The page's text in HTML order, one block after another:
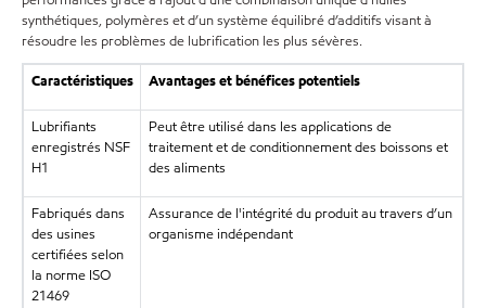
synthétiques, polymères et d’un système équilibré d’additifs visant à
résoudre les problèmes de lubrification les plus sévères.
Caractéristiques Avantages et bénéfices potentiels
Lubrifiants
enregistrés NSF
H1
Peut être utilisé dans les applications de
traitement et de conditionnement des boissons et
des aliments
Fabriqués dans
des usines
certifiées selon
la norme ISO
21469
Assurance de l'intégrité du produit au travers d’un
organisme indépendant